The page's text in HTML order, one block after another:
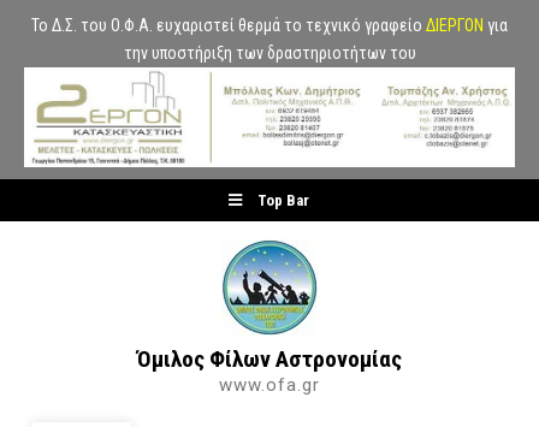
Το Δ.Σ. του Ο.Φ.Α. ευχαριστεί θερμά το τεχνικό γραφείο ΔΙΕΡΓΟΝ για
την υποστήριξη των δραστηριοτήτων του
to
Top Bar
Όμιλος Φίλων Αστρονομίας
www.ofa.gr